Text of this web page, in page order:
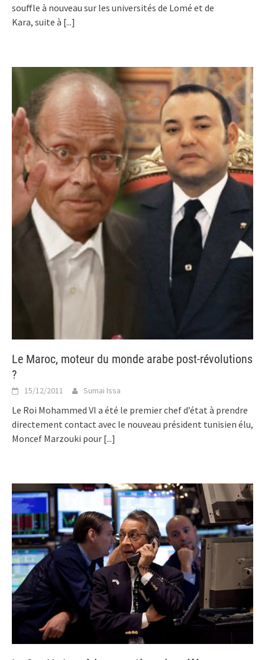
souffle à nouveau sur les universités de Lomé et de
Kara, suite à [...]
Le Maroc, moteur du monde arabe post-révolutions
?
15/12/2011 Sumai Issa
Le Roi Mohammed VI a été le premier chef d’état à prendre
directement contact avec le nouveau président tunisien élu,
Moncef Marzouki pour [...]